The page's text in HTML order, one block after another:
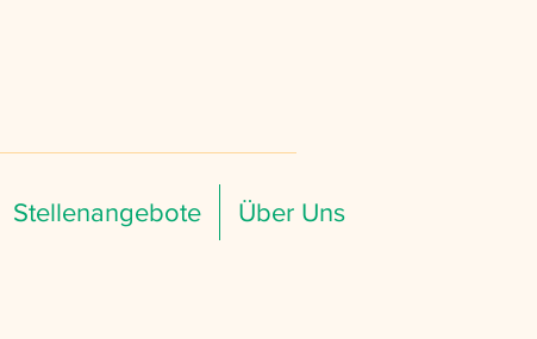
Stellenangebote Über Uns